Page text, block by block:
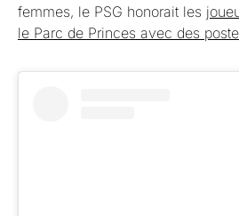
femmes, le PSG honorait les
le Parc de Princes avec des